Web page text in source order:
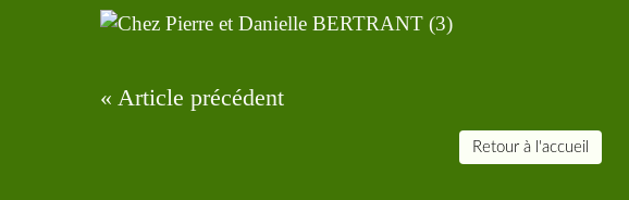
« Article précédent
Retour à l'accueil